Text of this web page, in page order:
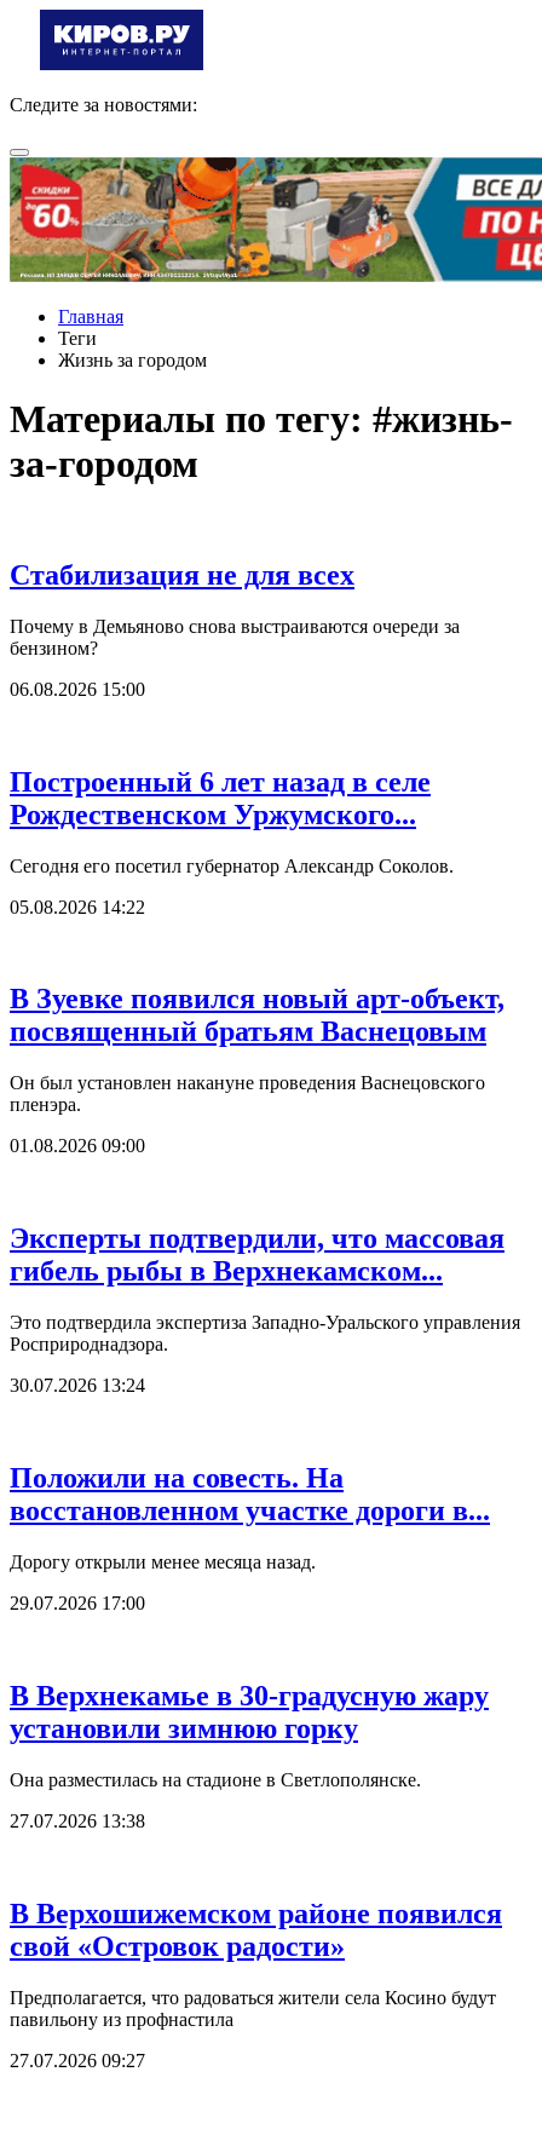
Следите за новостями:
Главная
Теги
Жизнь за городом
Материалы по тегу: #жизнь-
за-городом
Стабилизация не для всех
Почему в Демьяново снова выстраиваются очереди за
бензином?
06.08.2026 15:00
Построенный 6 лет назад в селе
Рождественском Уржумского...
Сегодня его посетил губернатор Александр Соколов.
05.08.2026 14:22
В Зуевке появился новый арт-объект,
посвященный братьям Васнецовым
Он был установлен накануне проведения Васнецовского
пленэра.
01.08.2026 09:00
Эксперты подтвердили, что массовая
гибель рыбы в Верхнекамском...
Это подтвердила экспертиза Западно-Уральского управления
Росприроднадзора.
30.07.2026 13:24
Положили на совесть. На
восстановленном участке дороги в...
Дорогу открыли менее месяца назад.
29.07.2026 17:00
В Верхнекамье в 30-градусную жару
установили зимнюю горку
Она разместилась на стадионе в Светлополянске.
27.07.2026 13:38
В Верхошижемском районе появился
свой «Островок радости»
Предполагается, что радоваться жители села Косино будут
павильону из профнастила
27.07.2026 09:27